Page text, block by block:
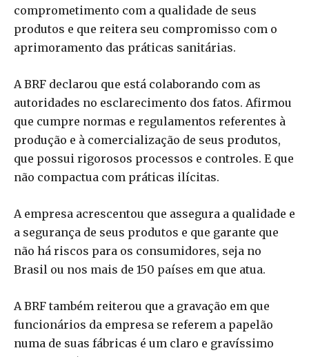
comprometimento com a qualidade de seus
produtos e que reitera seu compromisso com o
aprimoramento das práticas sanitárias.
A BRF declarou que está colaborando com as
autoridades no esclarecimento dos fatos. Afirmou
que cumpre normas e regulamentos referentes à
produção e à comercialização de seus produtos,
que possui rigorosos processos e controles. E que
não compactua com práticas ilícitas.
A empresa acrescentou que assegura a qualidade e
a segurança de seus produtos e que garante que
não há riscos para os consumidores, seja no
Brasil ou nos mais de 150 países em que atua.
A BRF também reiterou que a gravação em que
funcionários da empresa se referem a papelão
numa de suas fábricas é um claro e gravíssimo